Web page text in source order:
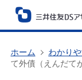
ホーム わかり
て外債（えんだて